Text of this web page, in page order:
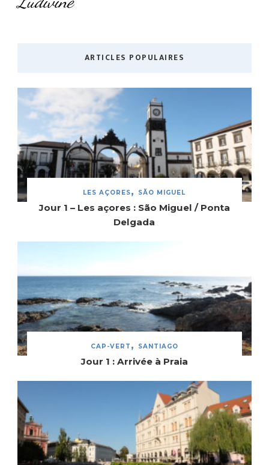
ARTICLES POPULAIRES
LES AÇORES SÃO MIGUEL
Jour 1 – Les açores : São Miguel / Ponta
Delgada
CAP-VERT SANTIAGO
Jour 1 : Arrivée à Praia